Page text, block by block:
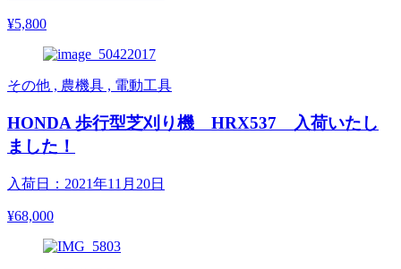
¥5,800
その他 , 農機具 , 電動工具
HONDA 歩行型芝刈り機 HRX537 入荷いたし
ました！
入荷日：2021年11月20日
¥68,000